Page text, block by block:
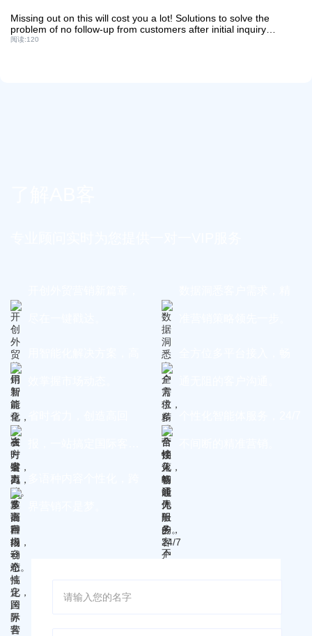
Missing out on this will cost you a lot! Solutions to solve the
problem of no follow-up from customers after initial inquiry
response and customer case sharing!
阅读:120